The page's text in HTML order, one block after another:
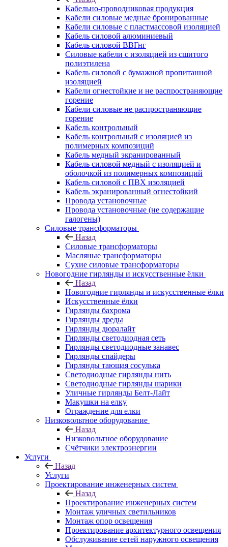
Кабельно-проводниковая продукция
Кабели силовые медные бронированные
Кабели силовые с пластмассовой изоляцией
Кабель силовой алюминиевый
Кабель силовой ВВГнг
Силовые кабели с изоляцией из сшитого
полиэтилена
Кабель силовой с бумажной пропитанной
изоляцией
Кабели огнестойкие и не распространяющие
горение
Кабели силовые не распространяющие
горение
Кабель контрольный
Кабель контрольный с изоляцией из
полимерных композиций
Кабель медный экранированный
Кабель силовой медный с изоляцией и
оболочкой из полимерных композиций
Кабель силовой с ПВХ изоляцией
Кабель экранированный огнестойкий
Провода установочные
Провода установочные (не содержащие
галогены)
Силовые трансформаторы
Назад
Силовые трансформаторы
Масляные трансформаторы
Сухие силовые трансформаторы
Новогодние гирлянды и искусственные ёлки
Назад
Новогодние гирлянды и искусственные ёлки
Искусственные ёлки
Гирлянды бахрома
Гирлянды дреды
Гирлянды дюралайт
Гирлянды светодиодная сеть
Гирлянды светодиодные занавес
Гирлянды спайдеры
Гирлянды тающая сосулька
Светодиодные гирлянды нить
Светодиодные гирлянды шарики
Уличные гирлянды Белт-Лайт
Макушки на елку
Ограждение для елки
Низковольтное оборудование
Назад
Низковольтное оборудование
Счётчики электроэнергии
Услуги
Назад
Услуги
Проектирование инженерных систем
Назад
Проектирование инженерных систем
Монтаж уличных светильников
Монтаж опор освещения
Проектирование архитектурного освещения
Обслуживание сетей наружного освещения